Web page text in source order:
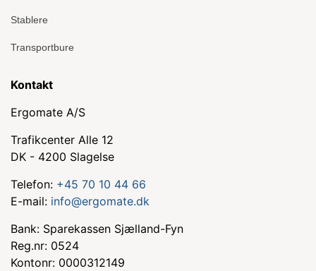
Stablere
Transportbure
Kontakt
Ergomate A/S
Trafikcenter Alle 12
DK - 4200 Slagelse
Telefon: +45 70 10 44 66
E-mail: info@ergomate.dk
Bank: Sparekassen Sjælland-Fyn
Reg.nr: 0524
Kontonr: 0000312149